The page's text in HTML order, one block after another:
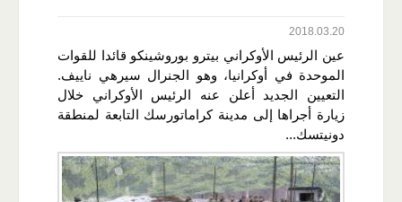
2018.03.20
عين الرئيس الأوكراني بيترو بوروشينكو قائدا للقوات
الموحدة في أوكرانيا، وهو الجنرال سيرهي ناييف.
التعيين الجديد أعلن عنه الرئيس الأوكراني خلال
زيارة أجراها إلى مدينة كراماتورسك التابعة لمنطقة
دونيتسك...